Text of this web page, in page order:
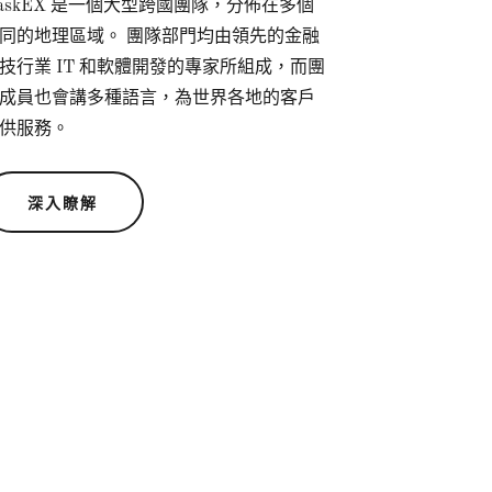
是一個大型跨國團隊，分佈在多個
的地理區域。 團隊部門均由領先的金融
行業 IT 和軟體開發的專家所組成，而團
員也會講多種語言，為世界各地的客戶
服務。
深入瞭解